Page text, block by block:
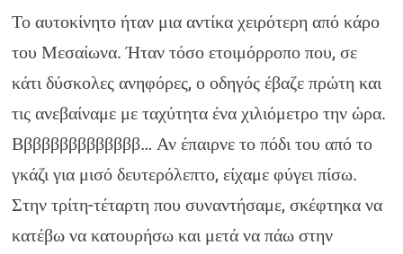
Το αυτοκίνητο ήταν μια αντίκα χειρότερη από κάρο
του Μεσαίωνα. Ήταν τόσο ετοιμόρροπο που, σε
κάτι δύσκολες ανηφόρες, ο οδηγός έβαζε πρώτη και
τις ανεβαίναμε με ταχύτητα ένα χιλιόμετρο την ώρα.
Ββββββββββββββ… Αν έπαιρνε το πόδι του από το
γκάζι για μισό δευτερόλεπτο, είχαμε φύγει πίσω.
Στην τρίτη-τέταρτη που συναντήσαμε, σκέφτηκα να
κατέβω να κατουρήσω και μετά να πάω στην